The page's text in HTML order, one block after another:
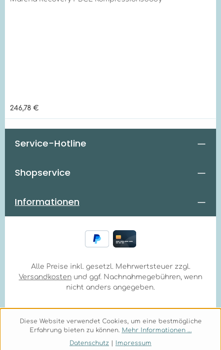
Regulärer Preis:
246,78 €
Service-Hotline
Shopservice
Informationen
Alle Preise inkl. gesetzl. Mehrwertsteuer zzgl.
Versandkosten und ggf. Nachnahmegebühren, wenn
nicht anders angegeben.
Diese Website verwendet Cookies, um eine bestmögliche
Erfahrung bieten zu können. Mehr Informationen ...
Datenschutz
Impressum